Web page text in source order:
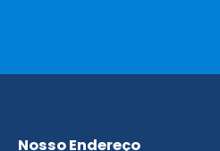
Nosso Endereço